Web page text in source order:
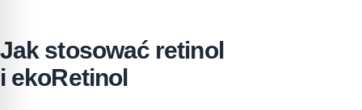
Jak stosować retinol
i ekoRetinol